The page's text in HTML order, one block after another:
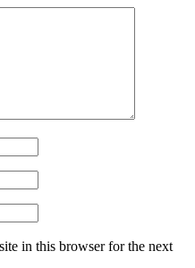
in this browser for the next